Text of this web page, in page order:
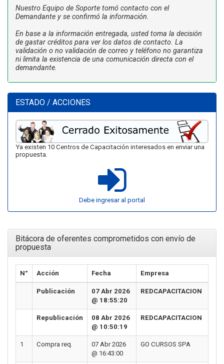
Nuestro Equipo de Soporte tomó contacto con el
Demandante y se confirmó la información.
En base a la información entregada, usted toma la decisión
de gastar créditos para ver los datos de contacto. La
validación o no validación de correo y teléfono no garantiza
ni limita la existencia de una comunicación directa con el
demandante.
ESTADO / ACCIONES
Ya existen 10 Centros de Capacitación interesados en enviar una
propuesta.
Debe ingresar al portal
Bitácora de oferentes comprometidos con envío de
propuesta
N° Acción Fecha Empresa
Publicación
07 Abr 2026
@ 18:55:20
REDCAPACITACION
Republicación
08 Abr 2026
@ 10:50:19
REDCAPACITACION
1 Compra req.
07 Abr 2026
@ 16:43:00
GO CURSOS SPA